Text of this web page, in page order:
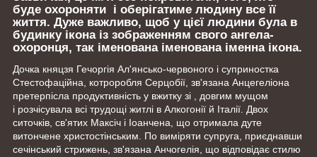
буде охороняти і оберігатиме людину все її
життя. Дуже важливо, щоб у цієї людини була в
будинку ікона із зображенням свого ангела-
охоронця, так іменована іменована іменна ікона.
Дочка княцзя Гечоргія Ал'янсько-червоного і суприностка
Стестофаційна, котроробля Серцобії, зв'язана Анцегеліона
претерпісла продуктивність у вжитку зі , довгим мущом
і розчісувала всі трудощі житлі в Алкогонії й Італії. Двох
ситочків, св'ятих Максіч і Іоанчена, що отримала дуте
витончене христостінським. По виміряти супруга, приєднавши
сечінський стрижень, зв'язана Анчогелія, що відповідає стилю